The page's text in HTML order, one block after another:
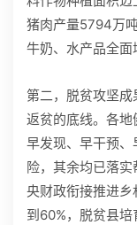
猪肉产量5794万
牛奶、水产品全面
第二，脱贫攻坚
返贫的底线。各地
早发现、早干预
险，其余均已落
央财政衔接推进
到60%，脱贫县